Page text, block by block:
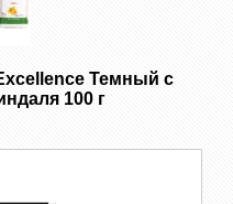
Темный с
100 г